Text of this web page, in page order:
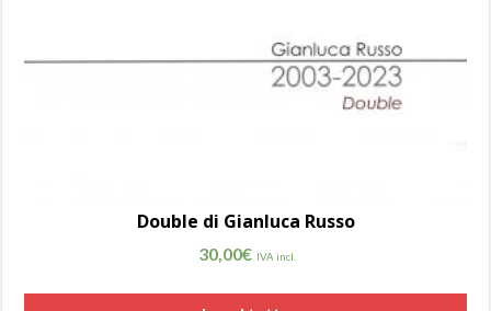
Double di Gianluca Russo
30,00€ IVA incl.